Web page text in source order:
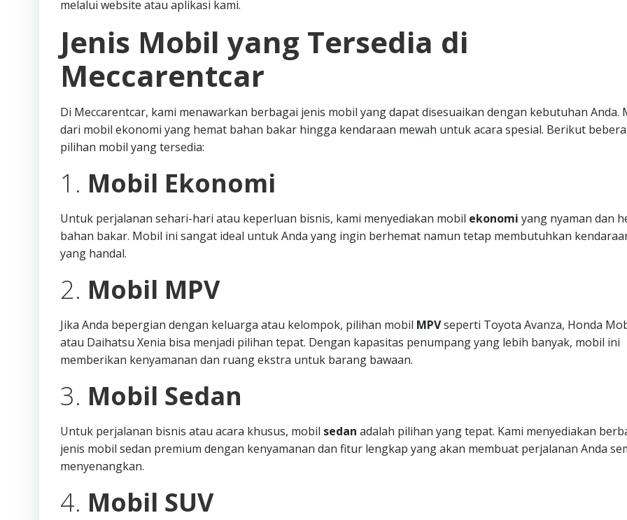
melalui website atau aplikasi kami.
Jenis Mobil yang Tersedia di
Meccarentcar
Di Meccarentcar, kami menawarkan berbagai jenis mobil yang dapat disesuaikan dengan kebutuhan Anda.
dari mobil ekonomi yang hemat bahan bakar hingga kendaraan mewah untuk acara spesial. Berikut
pilihan mobil yang tersedia:
1. Mobil Ekonomi
Untuk perjalanan sehari-hari atau keperluan bisnis, kami menyediakan mobil ekonomi yang nyaman dan
bahan bakar. Mobil ini sangat ideal untuk Anda yang ingin berhemat namun tetap membutuhkan
yang handal.
2. Mobil MPV
Jika Anda bepergian dengan keluarga atau kelompok, pilihan mobil MPVseperti Toyota Avanza, Honda
atau Daihatsu Xenia bisa menjadi pilihan tepat. Dengan kapasitas penumpang yang lebih banyak, mobil ini
memberikan kenyamanan dan ruang ekstra untuk barang bawaan.
3. Mobil Sedan
Untuk perjalanan bisnis atau acara khusus, mobil sedan adalah pilihan yang tepat. Kami menyediakan
jenis mobil sedan premium dengan kenyamanan dan fitur lengkap yang akan membuat perjalanan Anda
menyenangkan.
4. Mobil SUV